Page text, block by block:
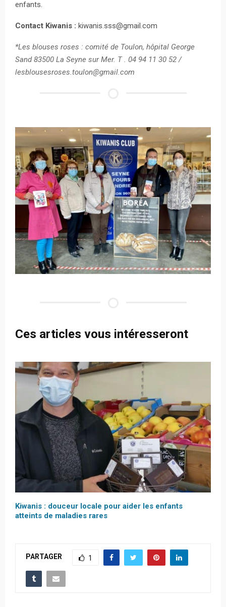
enfants.
Contact Kiwanis : kiwanis.sss@gmail.com
*Les blouses roses : comité de Toulon, hôpital George
Sand 83500 La Seyne sur Mer. T . 04 94 11 30 52 /
lesblousesroses.toulon@gmail.com
Ces articles vous intéresseront
Kiwanis : douceur locale pour aider les enfants
atteints de maladies rares
PARTAGER 1